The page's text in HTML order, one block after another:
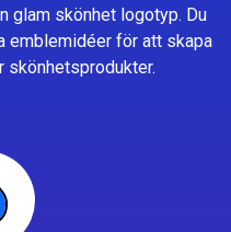
glam skönhet logotyp. Du
emblemidéer för att skapa